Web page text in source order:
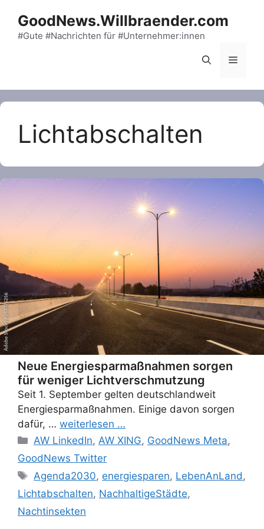
content
GoodNews.Willbraender.com
#Gute #Nachrichten für #Unternehmer:innen
Menu
Lichtabschalten
Neue Energiesparmaßnahmen sorgen
für weniger Lichtverschmutzung
Seit 1. September gelten deutschlandweit
Energiesparmaßnahmen. Einige davon sorgen
dafür, … weiterlesen …
Categories
AW LinkedIn, AW XING, GoodNews Meta,
GoodNews Twitter
Tags
Agenda2030, energiesparen, LebenAnLand ,
Lichtabschalten, NachhaltigeStädte,
Nachtinsekten